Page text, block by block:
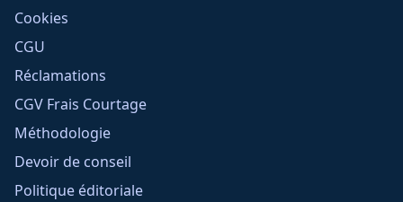
Cookies
CGU
Réclamations
CGV Frais Courtage
Méthodologie
Devoir de conseil
Politique éditoriale